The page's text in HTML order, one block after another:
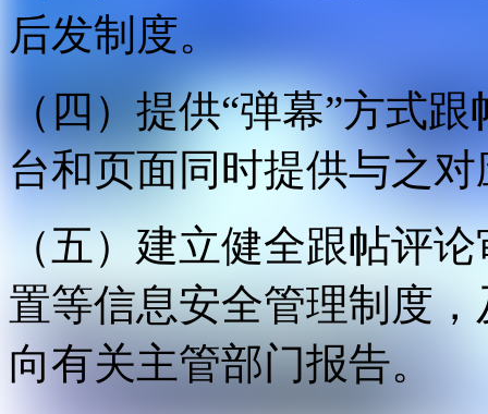
后发制度。
（四）提供“弹幕”方式
台和页面同时提供与之
（五）建立健全跟帖评
置等信息安全管理制度
向有关主管部门报告。